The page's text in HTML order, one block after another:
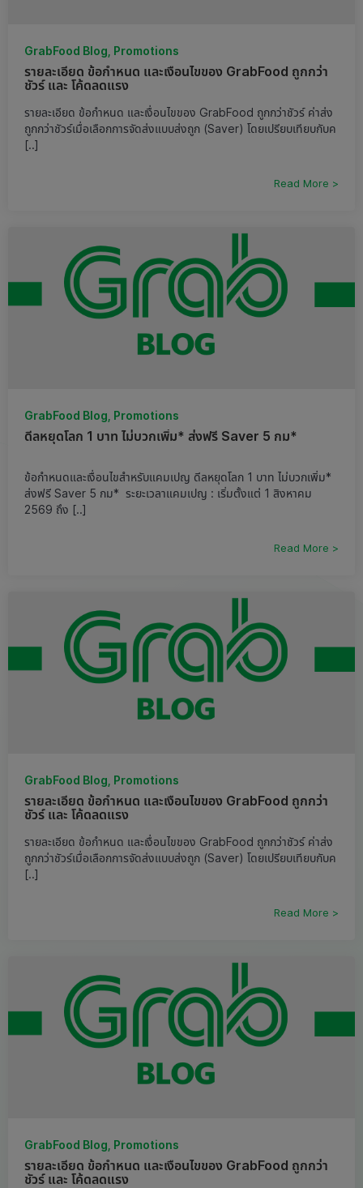
GrabFood Blog, Promotions
รายละเอียด ข้อกำหนด และเงื่อนไขของ GrabFood ถูกกว่า
ชัวร์ และ โค้ดลดแรง
รายละเอียด ข้อกำหนด และเงื่อนไขของ GrabFood ถูกกว่าชัวร์ ค่าส่ง
ถูกกว่าชัวร์เมื่อเลือกการจัดส่งแบบส่งถูก (Saver) โดยเปรียบเทียบกับค
[..]
Read More >
GrabFood Blog, Promotions
ดีลหยุดโลก 1 บาท ไม่บวกเพิ่ม* ส่งฟรี Saver 5 กม*
ข้อกำหนดและเงื่อนไขสำหรับแคมเปญ ดีลหยุดโลก 1 บาท ไม่บวกเพิ่ม*
ส่งฟรี Saver 5 กม* ระยะเวลาแคมเปญ : เริ่มตั้งแต่ 1 สิงหาคม
2569 ถึง [..]
Read More >
GrabFood Blog, Promotions
รายละเอียด ข้อกำหนด และเงื่อนไขของ GrabFood ถูกกว่า
ชัวร์ และ โค้ดลดแรง
รายละเอียด ข้อกำหนด และเงื่อนไขของ GrabFood ถูกกว่าชัวร์ ค่าส่ง
ถูกกว่าชัวร์เมื่อเลือกการจัดส่งแบบส่งถูก (Saver) โดยเปรียบเทียบกับค
[..]
Read More >
GrabFood Blog, Promotions
รายละเอียด ข้อกำหนด และเงื่อนไขของ GrabFood ถูกกว่า
ชัวร์ และ โค้ดลดแรง